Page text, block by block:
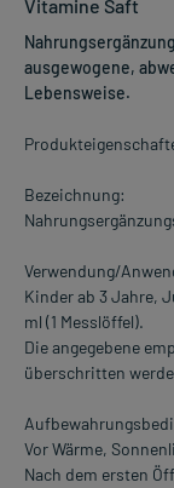
Vitamine Saft
ausgewogene,
Lebensweise.
Bezeichnung:
Verwendung/
Kinder ab 3 Jahre,
ml (1 Messlöffel).
Die angegebene
überschritten
Vor Wärme,
Nach dem ersten